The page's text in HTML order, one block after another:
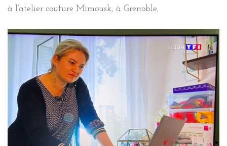
à l’atelier couture Mimousk, à Grenoble.